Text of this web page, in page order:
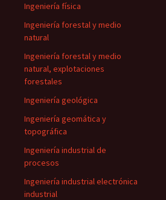
Ingeniería física
Ingeniería forestal y medio
natural
Ingeniería forestal y medio
natural, explotaciones
forestales
Ingeniería geológica
Ingeniería geomática y
topográfica
Ingeniería industrial de
procesos
Ingeniería industrial electrónica
industrial